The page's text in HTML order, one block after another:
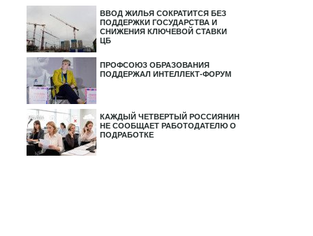
ВВОД ЖИЛЬЯ СОКРАТИТСЯ БЕЗ
ПОДДЕРЖКИ ГОСУДАРСТВА И
СНИЖЕНИЯ КЛЮЧЕВОЙ СТАВКИ
ЦБ
ПРОФСОЮЗ ОБРАЗОВАНИЯ
ПОДДЕРЖАЛ ИНТЕЛЛЕКТ-ФОРУМ
КАЖДЫЙ ЧЕТВЕРТЫЙ РОССИЯНИН
НЕ СООБЩАЕТ РАБОТОДАТЕЛЮ О
ПОДРАБОТКЕ